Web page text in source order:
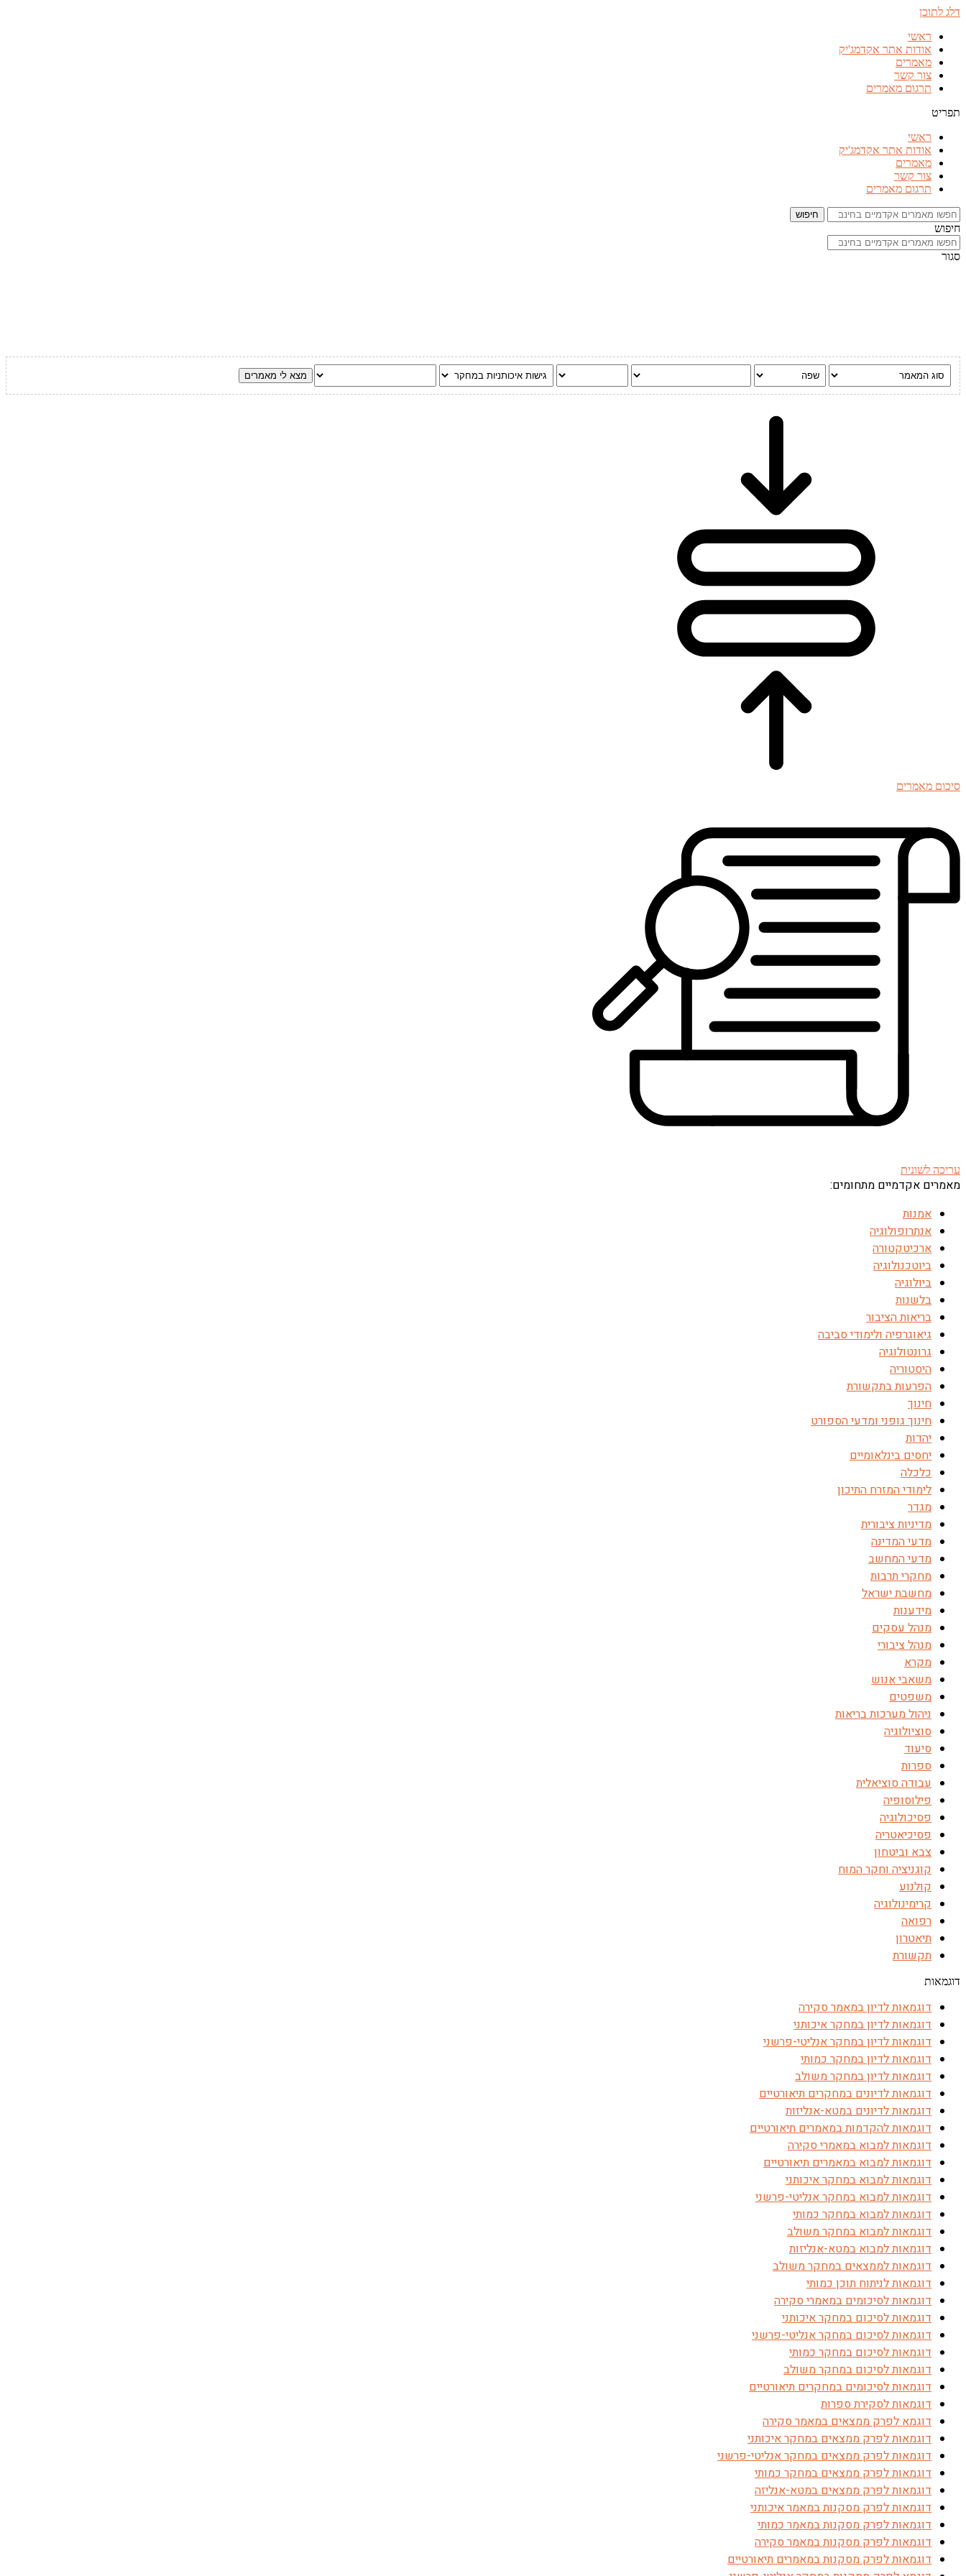
דלג לתוכן
ראשי
אודות אתר אקדמג'יק
מאמרים
צור קשר
תרגום מאמרים
תפריט
ראשי
אודות אתר אקדמג'יק
מאמרים
צור קשר
תרגום מאמרים
חיפוש
חיפוש
סגור
סיכום מאמרים
עריכה לשונית
מאמרים אקדמיים מתחומים:
אמנות
אנתרופולוגיה
ארכיטקטורה
ביוטכנולוגיה
ביולוגיה
בלשנות
בריאות הציבור
גיאוגרפיה ולימודי סביבה
גרונטולוגיה
היסטוריה
הפרעות בתקשורת
חינוך
חינוך גופני ומדעי הספורט
יהדות
יחסים בינלאומיים
כלכלה
לימודי המזרח התיכון
מגדר
מדיניות ציבורית
מדעי המדינה
מדעי המחשב
מחקרי תרבות
מחשבת ישראל
מידענות
מנהל עסקים
מנהל ציבורי
מקרא
משאבי אנוש
משפטים
ניהול מערכות בריאות
סוציולוגיה
סיעוד
ספרות
עבודה סוציאלית
פילוסופיה
פסיכולוגיה
פסיכיאטריה
צבא וביטחון
קוגניציה וחקר המוח
קולנוע
קרימינולוגיה
רפואה
תיאטרון
תקשורת
דוגמאות
דוגמאות לדיון במאמר סקירה
דוגמאות לדיון במחקר איכותני
דוגמאות לדיון במחקר אנליטי-פרשני
דוגמאות לדיון במחקר כמותי
דוגמאות לדיון במחקר משולב
דוגמאות לדיונים במחקרים תיאורטיים
דוגמאות לדיונים במטא-אנליזות
דוגמאות להקדמות במאמרים תיאורטיים
דוגמאות למבוא במאמרי סקירה
דוגמאות למבוא במאמרים תיאורטיים
דוגמאות למבוא במחקר איכותני
דוגמאות למבוא במחקר אנליטי-פרשני
דוגמאות למבוא במחקר כמותי
דוגמאות למבוא במחקר משולב
דוגמאות למבוא במטא-אנליזות
דוגמאות לממצאים במחקר משולב
דוגמאות לניתוח תוכן כמותי
דוגמאות לסיכומים במאמרי סקירה
דוגמאות לסיכום במחקר איכותני
דוגמאות לסיכום במחקר אנליטי-פרשני
דוגמאות לסיכום במחקר כמותי
דוגמאות לסיכום במחקר משולב
דוגמאות לסיכומים במחקרים תיאורטיים
דוגמאות לסקירת ספרות
דוגמא לפרק ממצאים במאמר סקירה
דוגמאות לפרק ממצאים במחקר איכותני
דוגמאות לפרק ממצאים במחקר אנליטי-פרשני
דוגמאות לפרק ממצאים במחקר כמותי
דוגמאות לפרק ממצאים במטא-אנליזה
דוגמאות לפרק מסקנות במאמר איכותני
דוגמאות לפרק מסקנות במאמר כמותי
דוגמאות לפרק מסקנות במאמר סקירה
דוגמאות לפרק מסקנות במאמרים תיאורטיים